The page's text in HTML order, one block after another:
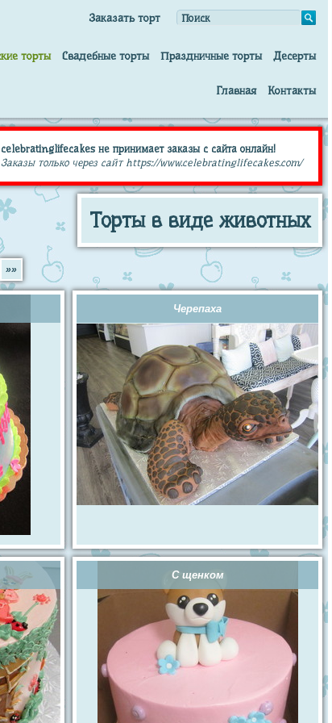
Заказать торт
торты Свадебные торты Праздничные торты Десерты
Главная Контакты
celebratinglifecakes не принимает заказы с сайта онлайн!
Заказы только через сайт https://www.celebratinglifecakes.com/
Торты в виде животных
»»
Черепаха
С щенком